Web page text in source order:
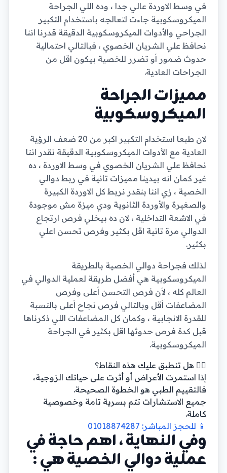
في وسط الاوردة عالي جدا ، وده اللي الجراحة
الميكروسكوبية جاءت لتعالجه باستخدام التكبير
الجراحي والأدوات الميكروسكوبية الدقيقة قدرنا اننا
نحافظ علي الشريان الخصوي ، فبالتالي احتمالية
حدوث ضمور أو تضرر للخصية بيكون اقل من
الجراحات العادية.
مميزات الجراحة
الميكروسكوبية
لان طبعا استخدام التكبير اكبر من 20 ضعف الرؤية
العادية مع الأدوات الميكروسكوبية الدقيقة نقدر اننا
نحافظ علي الشريان الخصوي في وسط الاوردة ، ده
غير كمان انه بيدينا مميزات تانية في ربط دوالي
الخصية ، زي اننا بنقدر نربط كل الاوردة الكبيرة
والصغيرة والأوردة الثانوية ودي ميزة مش موجودة
في الاشعة التداخلية ، لان ده بيخلي فرص ارتجاع
الدوالي مرة تانية اقل بكثير وفرص تحسن اعلي
بكثير.
لذلك فجراحة دوالي الخصية بالطريقة
الميكروسكوبية هي أفضل طريقة لعملية الدوالي في
العالم كله ، لأن فرص التحسن أعلى وفرص
المضاعفات أقل وبالتالي فرص نجاح أعلى بالنسبة
للقدرة الانجابية ، وكمان كل المضاعفات اللي ذكرناها
قبل كدة فرص حدوثها اقل بكثير في الجراحة
الميكروسكوبية.
👨‍⚕️ هل تنطبق عليك هذه النقاط؟
إذا استمرت الأعراض أو أثرت على حياتك الزوجية،
فالتقييم الطبي هو الخطوة الصحيحة.
جميع الاستشارات تتم بسرية تامة وخصوصية
كاملة.
📱 للحجز المباشر: 01018874287
وفي النهاية ، اهم حاجة في
عملية دوالي الخصية هي :